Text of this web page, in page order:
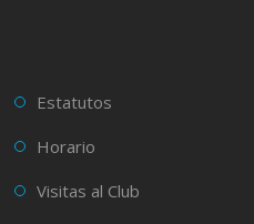
Estatutos
Horario
Visitas al Club